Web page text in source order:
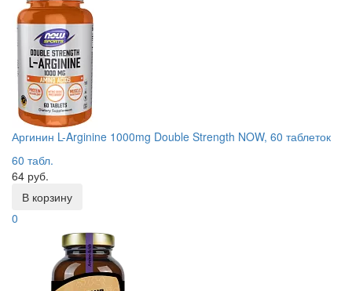
Аргинин L-Arginine 1000mg Double Strength NOW, 60 таблеток
60 табл.
64 руб.
В корзину
0